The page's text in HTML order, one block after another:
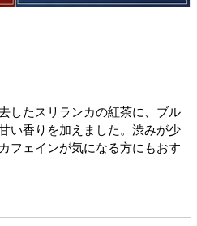
したスリランカの紅茶に、ブル
い香りを加えました。渋みが少
フェインが気になる方にもおす